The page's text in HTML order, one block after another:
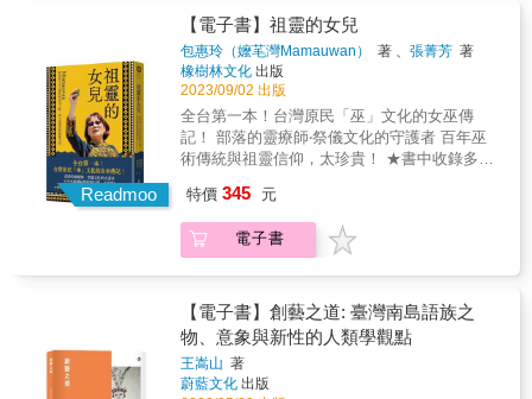
面對可能的挑戰，他選擇「直視危機，試著將
之化為有利未來發展的元素。」設法將無形的
口述傳統化作有形的書面紀錄，是他回應的方
式。發前人所未發，祭事曆誕生。幾乎可以斷
言，Laung Mangdavan動用了一己所能動用的
智慧、創意，以及勇氣。牡丹社事件後，清帝
國修築了不少「撫番道路」，經過許多部落，
文化危機作出積極的回應。無論預見什麼，
Laung Mangdavan必然是不凡的智者。本書原
題「iși-lu-lusɁan（布農繪曆／祭事曆）——看
等傳統文化為兩大主題，交錯探索，旨在描述
此一器物的「開創／局限」、「傳承／斷裂」
等雙重特性。幾經修訂，最終改題「看不見的
文字」，實為向一名勇於回應與行動的布農祭
司致以誠摯的敬意。
惡水肆虐的那瑪夏，歷經十年重建與自主發展
後，創造並保護許多原民文化與生態特色。 &
寫，冬天出刊發表。我們的努力就像來自玉山
峰頂融雪的涓滴細流，慢慢累積匯集，最大的
期待是有天能為高屏溪注入一些生命活水。
「高屏溪加上流域中兩大主要溪流荖濃溪與楠
梓仙溪的族群歷史、古道舊路、文化史蹟、地
質地形、傳統技藝、產業、美食與自然生態
等，都可規劃為一日或二日行的旅遊地圖。」
&mdash;那瑪夏的堅韌與溫柔！ 2. 看見公民社
會學習力&mdash;&mdash;高雄第一社大自然
生態社師生以雙腳走讀、記錄台灣，用心和雙
惡水肆虐的那瑪夏，歷經十年重建與自主發展
後，創造並保護許多原民文化與生態特色。 &
台東縣達仁鄉的土坂部落，保留了排灣族最傳
統的文化，但他們已逾半世紀沒有立新女巫。
嬤芼灣自從小時候目睹父親溺水身亡，便發現
自己具有容易感知及接收夢兆的靈媒體質。而
二〇〇七年達仁鄉公所破天荒地開辦了全台第
一屆「女巫培訓班」，讓她開始了這條漫長的
習巫之路&hellip;&hellip; & 「時代變遷下，族
人如何努力維續傳統？」 療癒往者與生者的招
魂儀式、祈求作物豐收的小米收穫祭，以及五
生文化的體現。外來宗教與傳統的碰撞、部落
的群體意識差距、儀式面臨的斷層危機等等，
頭目、首席女巫及族人彼此幫助，共同祈求祖
巫者有心，祖靈才能浥注更多。」 嬤芼灣牢記
這段話。要讓祖靈、部落、族人、在外打拼的
部落年輕人，對這塊土地有更進一步的認同和
共識，她還有很長的路要走，但已經在路上
Readmoo
【電子書】祖靈的女兒
包惠玲（嬤芼灣Mamauwan） 著 、張菁芳 著
橡樹林文化 出版
2023/09/02 出版
全台第一本！台灣原民「巫」文化的女巫傳
記！ 部落的靈療師‧祭儀文化的守護者 百年巫
術傳統與祖靈信仰，太珍貴！ ★書中收錄多張
貌★ ★要成為女巫，需要有特殊的能力和身
分？還是有心就能學會？ ★女巫究竟是怪力亂
神？還是鞏固、療癒部落的中心支柱？ ★該用
台東縣達仁鄉的土坂部落，保留了排灣族最傳
統的文化，但他們已逾半世紀沒有立新女巫。
嬤芼灣自從小時候目睹父親溺水身亡，便發現
自己具有容易感知及接收夢兆的靈媒體質。而
二〇〇七年達仁鄉公所破天荒地開辦了全台第
特價 345 元
電子書
【電子書】創藝之道: 臺灣南島語族之
物、意象與新性的人類學觀點
王嵩山 著
蔚藍文化 出版